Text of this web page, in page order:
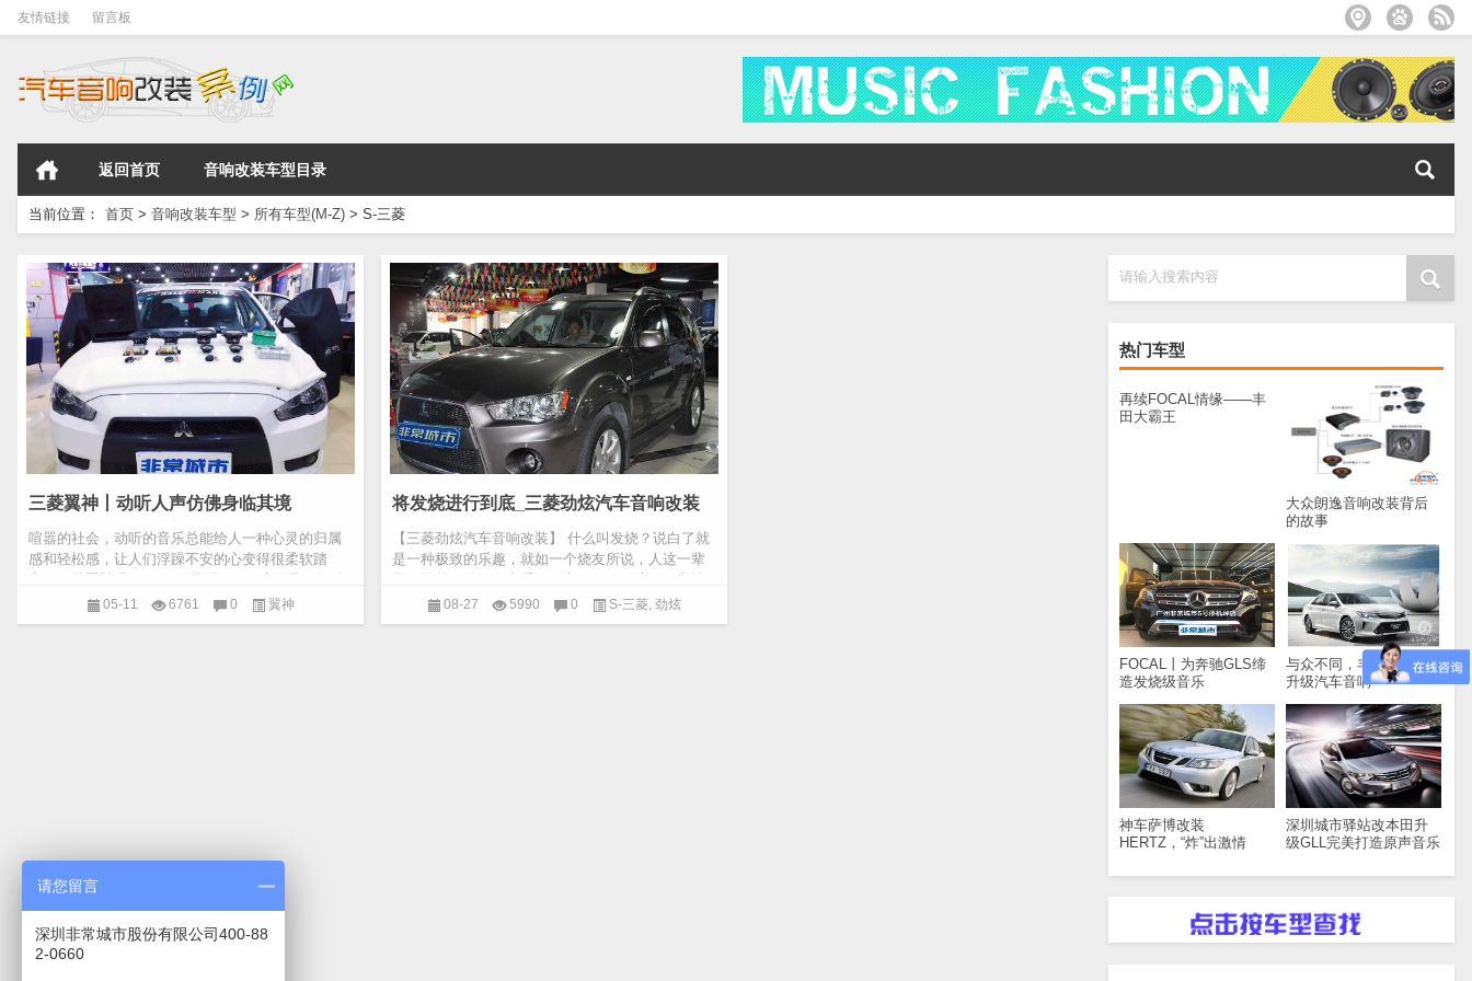
友情链接 留言板
返回首页 音响改装车型目录
当前位置： 首页 > 音响改装车型 > 所有车型(M-Z) > S-三菱
请输入搜索内容
热门车型
再续FOCAL情缘——丰
田大霸王
大众朗逸音响改装背后
的故事
FOCAL丨为奔驰GLS缔
造发烧级音乐
与众不同，丰田凯美瑞
升级汽车音响
神车萨博改装
HERTZ，“炸”出激情
深圳城市驿站改本田升
级GLL完美打造原声音乐
三菱翼神丨动听人声仿佛身临其境
喧嚣的社会，动听的音乐总能给人一种心灵的归属
感和轻松感，让人们浮躁不安的心变得很柔软踏
所未有的出色体验,，...
05-11 6761 0 翼神
将发烧进行到底_三菱劲炫汽车音响改装
【三菱劲炫汽车音响改装】 什么叫发烧？说白了就
是一种极致的乐趣，就如一个烧友所说，人这一辈
好，人一天就过...
08-27 5990 0 S-三菱, 劲炫
请您留言
深圳非常城市股份有限公司400-88
2-0660